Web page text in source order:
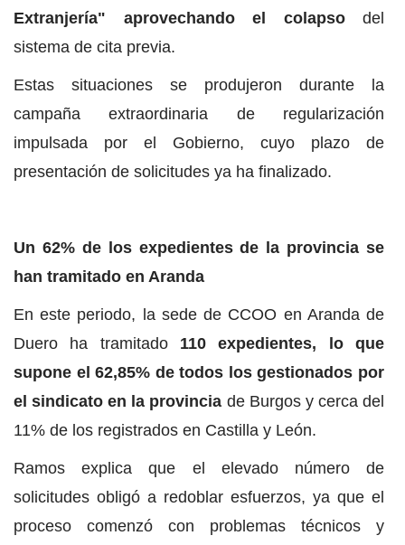
Extranjería" aprovechando el colapsodel
sistema de cita previa.
Estas situaciones se produjeron durante la
campaña extraordinaria de regularización
impulsada por el Gobierno, cuyo plazo de
presentación de solicitudes ya ha finalizado.
Un 62% de los expedientes de la provincia se
han tramitado en Aranda
En este periodo, la sede de CCOO en Aranda de
Duero ha tramitado 110 expedientes, lo que
supone el 62,85% de todos los gestionados por
el sindicato en la provincia de Burgos y cerca del
11% de los registrados en Castilla y León.
Ramos explica que el elevado número de
solicitudes obligó a redoblar esfuerzos, ya que el
proceso comenzó con problemas técnicos y